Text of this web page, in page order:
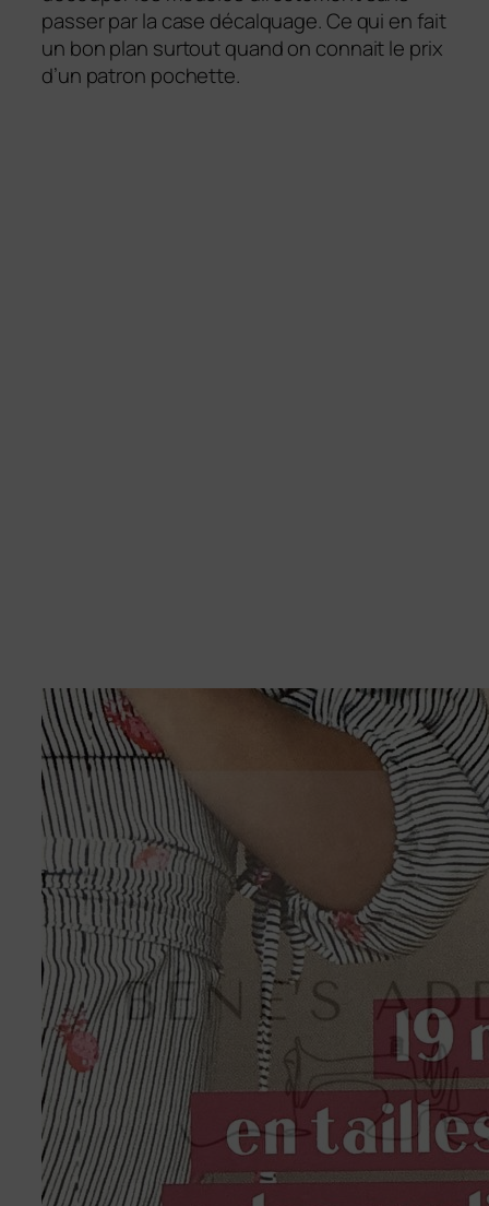
passer par la case décalquage. Ce qui en fait
un bon plan surtout quand on connait le prix
d’un patron pochette.